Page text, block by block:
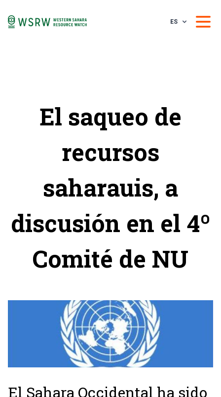
ES
El saqueo de
recursos
saharauis, a
discusión en el 4º
Comité de NU
El Sahara Occidental ha sido